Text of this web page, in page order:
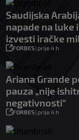
Saudijska
napade na luke
izvesti iračke
FORBES| prije 4 h
Ariana Grande
pauza „nije
negativnosti“
FORBES| prije 4 h